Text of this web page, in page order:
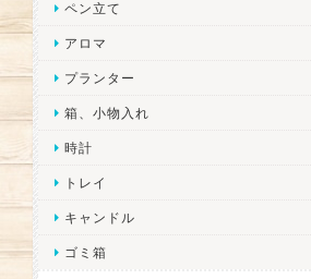
ペン立て
アロマ
プランター
箱、小物入れ
時計
トレイ
キャンドル
ゴミ箱